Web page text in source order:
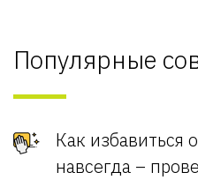
Популярные
Как избавиться
навсегда –